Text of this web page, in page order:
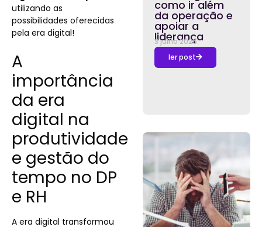
utilizando as
possibilidades oferecidas
pela era digital!
A
importância
da era
digital na
produtividade
e gestão do
tempo no DP
e RH
A era digital transformou
como ir além
da operação e
apoiar a
liderança
3 julho 2026
ler post